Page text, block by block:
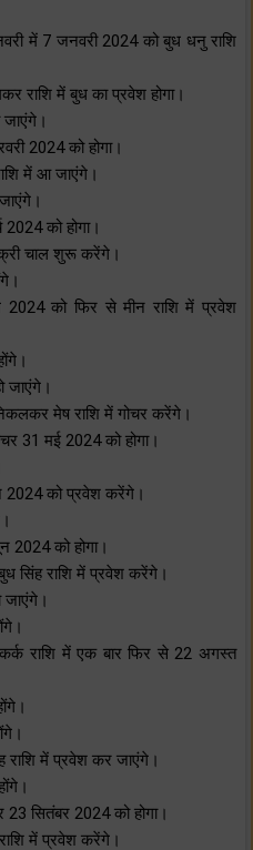
में 7 जनवरी 2024 को बुध धनु राशि
राशि में बुध का प्रवेश होगा।
2024 को होगा।
में आ जाएंगे।
2024 को होगा।
चाल शुरू करेंगे।
को फिर से मीन राशि में प्रवेश
जाएंगे।
मेष राशि में गोचर करेंगे।
31 म‌ई 2024 को होगा।
2024 को प्रवेश करेंगे।
2024 को होगा।
सिंह राशि में प्रवेश करेंगे।
जाएंगे।
राशि में एक बार फिर से 22 अगस्त
राशि में प्रवेश कर जाएंगे।
23 सितंबर 2024 को होगा।
में प्रवेश करेंगे।